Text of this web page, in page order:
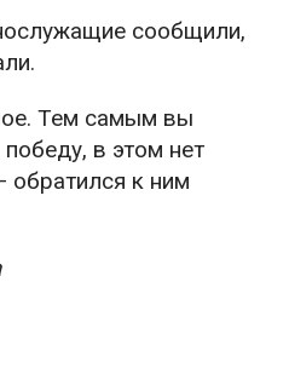
сообщили,
Тем самым вы
в этом нет
обратился к ним